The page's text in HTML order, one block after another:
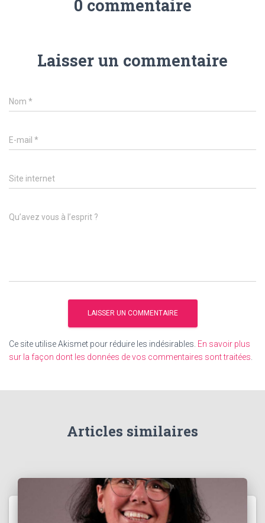
0 commentaire
Laisser un commentaire
Nom *
E-mail *
Site internet
Qu’avez vous à l’esprit ?
Ce site utilise Akismet pour réduire les indésirables. En savoir plus
sur la façon dont les données de vos commentaires sont traitées
Articles similaires